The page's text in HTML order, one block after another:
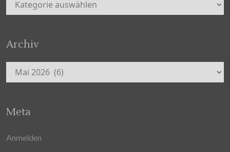
Archiv
Archiv
Meta
Anmelden